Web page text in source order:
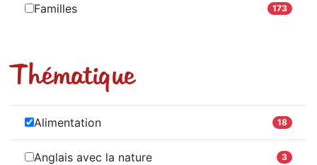
Familles 173
Thématique
Alimentation 18
Anglais avec la nature 3